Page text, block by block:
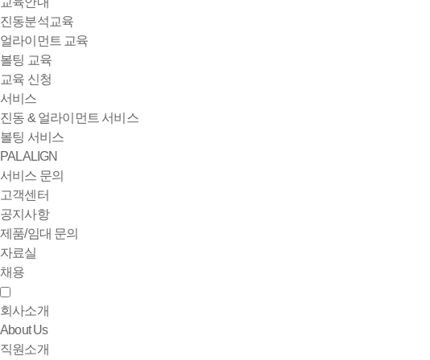
진동분석교육
얼라이먼트 교육
볼팅 교육
교육 신청
서비스
진동 & 얼라이먼트 서비스
볼팅 서비스
PALALIGN
서비스 문의
고객센터
공지사항
제품/임대 문의
자료실
채용
회사소개
About Us
직원소개